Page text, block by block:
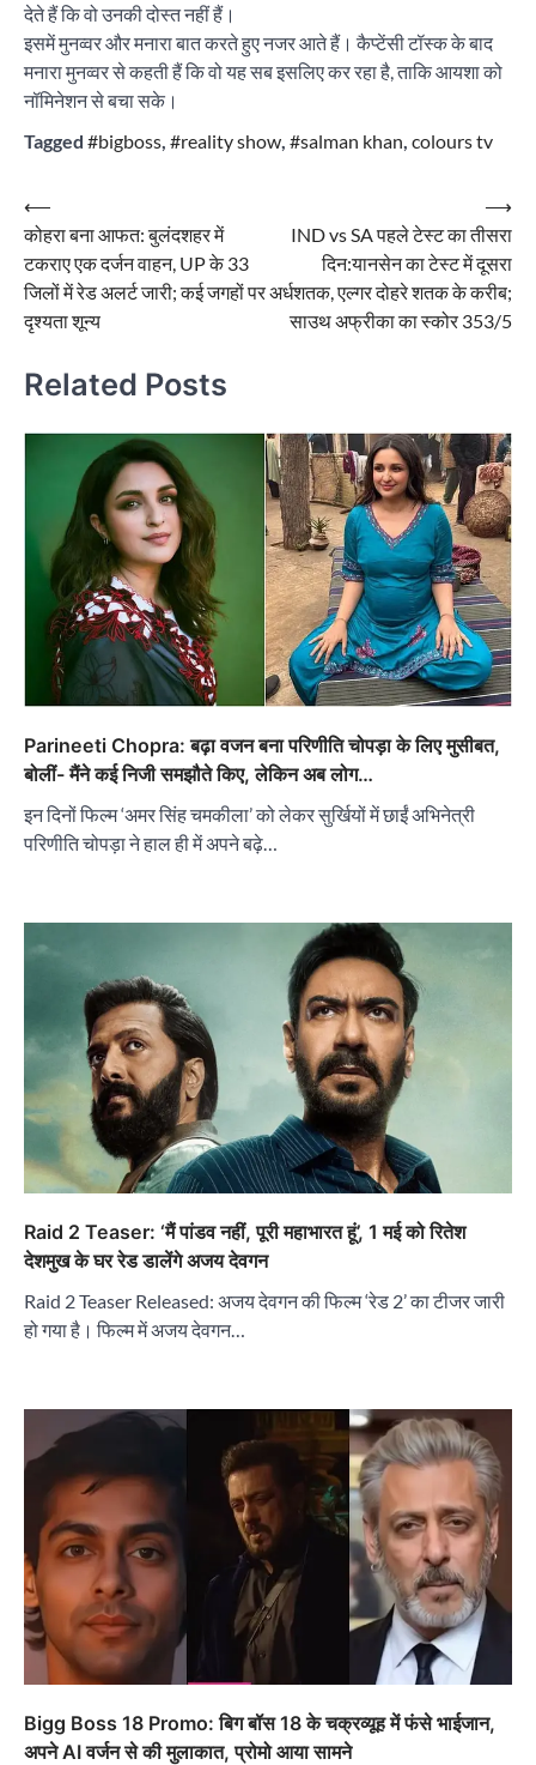
देते हैं कि वो उनकी दोस्त नहीं हैं।
इसमें मुनव्वर और मनारा बात करते हुए नजर आते हैं। कैप्टेंसी टॉस्क के बाद
मनारा मुनव्वर से कहती हैं कि वो यह सब इसलिए कर रहा है, ताकि आयशा को
नॉमिनेशन से बचा सके।
Tagged #bigboss, #reality show, #salman khan, colours tv
Post
navigation
⟵
कोहरा बना आफत: बुलंदशहर में
टकराए एक दर्जन वाहन, UP के 33
जिलों में रेड अलर्ट जारी; कई जगहों पर
दृश्यता शून्य
IND vs SA पहले टेस्ट का तीसरा
दिन:यानसेन का टेस्ट में दूसरा
अर्धशतक, एल्गर दोहरे शतक के करीब;
साउथ अफ्रीका का स्कोर 353/5
⟶
Related Posts
Parineeti Chopra: बढ़ा वजन बना परिणीति चोपड़ा के लिए मुसीबत,
बोलीं- मैंने कई निजी समझौते किए, लेकिन अब लोग…
इन दिनों फिल्म ‘अमर सिंह चमकीला’ को लेकर सुर्खियों में छाईं अभिनेत्री
परिणीति चोपड़ा ने हाल ही में अपने बढ़े…
Raid 2 Teaser: ‘मैं पांडव नहीं, पूरी महाभारत हूं’, 1 मई को रितेश
देशमुख के घर रेड डालेंगे अजय देवगन
Raid 2 Teaser Released: अजय देवगन की फिल्म ‘रेड 2’ का टीजर जारी
हो गया है। फिल्म में अजय देवगन…
Bigg Boss 18 Promo: बिग बॉस 18 के चक्रव्यूह में फंसे भाईजान,
अपने AI वर्जन से की मुलाकात, प्रोमो आया सामने